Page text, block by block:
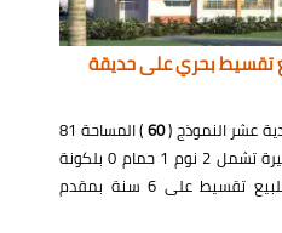
تقسيط بحري على حديقة
عشر النموذج (60
) المساحة 81
بحري تطل على حديقة كبيرة تشمل 2 نوم 1 حمام 0 بلكونة
بالطابق الثالث بدون تشطيب للبيع تقسيط على 6 سنة بمقدم